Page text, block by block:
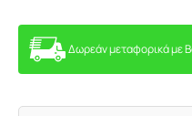
Δωρεάν μεταφορικά με